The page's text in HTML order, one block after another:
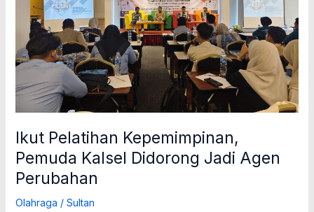
Ikut Pelatihan Kepemimpinan,
Pemuda Kalsel Didorong Jadi Agen
Perubahan
Olahraga / Sultan
Agen
Perubahan